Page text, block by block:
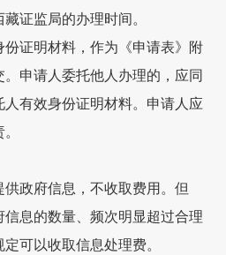
藏证监局的办理时间。
份证明材料，作为《申请表》附
申请人委托他人办理的，应同
有效身份证明材料。申请人应
供政府信息，不收取费用。但
息的数量、频次明显超过合理
可以收取信息处理费。